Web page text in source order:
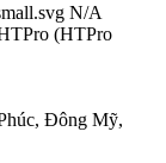
N/A
(HTPro
Đông Mỹ,